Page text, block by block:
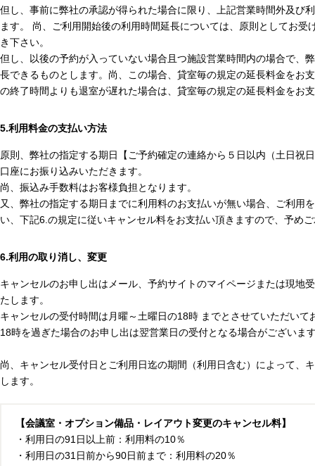
但し、事前に弊社の承認が得られた場合に限り、上記営業時間外及び
ます。 尚、ご利用開始後の利用時間延長については、原則としてお受
き下さい。
但し、以後の予約が入っていない場合且つ施設営業時間内の場合で、
長できるものとします。尚、この場合、貸室毎の規定の延長料金をお
の終了時間よりも退室が遅れた場合は、貸室毎の規定の延長料金をお
5.利用料金の支払い方法
原則、弊社の指定する期日【ご予約確定の連絡から５日以内（土日祝
口座にお振り込みいただきます。
尚、振込み手数料はお客様負担となります。
又、弊社の指定する期日までに利用料のお支払いが無い場合、ご利用
い、下記6.の規定に従いキャンセル料をお支払い頂きますので、予め
6.利用の取り消し、変更
キャンセルのお申し出はメール、予約サイトのマイページまたは現地
たします。
キャンセルの受付時間は月曜～土曜日の18時 までとさせていただいて
18時を過ぎた場合のお申し出は翌営業日の受付となる場合がございま
尚、キャンセル受付日とご利用日迄の期間（利用日含む）によって、
します。
【会議室・オプション備品・レイアウト変更のキャンセル料】
・利用日の91日以上前：利用料の10％
・利用日の31日前から90日前まで：利用料の20％